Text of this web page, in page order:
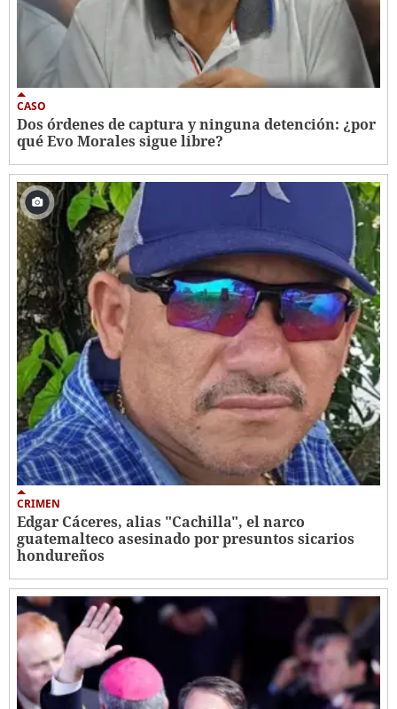
CASO
Dos órdenes de captura y ninguna detención: ¿por
qué Evo Morales sigue libre?
CRIMEN
Edgar Cáceres, alias "Cachilla", el narco
guatemalteco asesinado por presuntos sicarios
hondureños